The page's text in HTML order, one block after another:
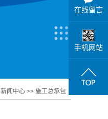
新闻中心 >> 施工总承包
在线留言
手机网站